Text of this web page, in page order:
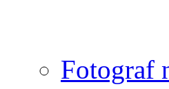
Fotograf